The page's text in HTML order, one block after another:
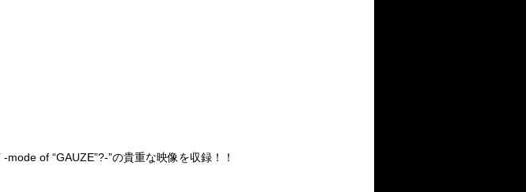
of “GAUZE”?-”の貴重な映像を収録！！